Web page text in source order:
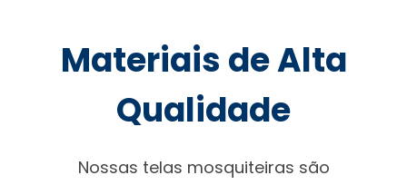
Materiais de Alta
Qualidade
Nossas telas mosquiteiras são